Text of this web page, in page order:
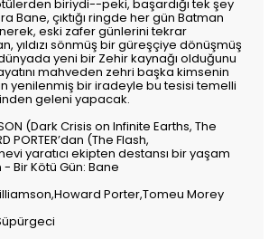
biriydi--peki, başardığı tek şey
Bane, çıktığı ringde her gün Batman
eski zafer günlerini tekrar
yıldızı sönmüş bir güreşçiye dönüşmüş
yeni bir Zehir kaynağı olduğunu
mahveden zehri başka kimsenin
yenilenmiş bir iradeyle bu tesisi temelli
geleni yapacak.
(Dark Crisis on Infinite Earths, The
PORTER’dan (The Flash,
yaratıcı ekipten destansı bir yaşam
Bir Kötü Gün: Bane
Porter,Tomeu Morey